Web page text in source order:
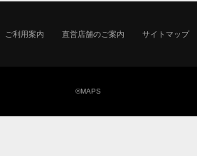
ご利用案内 直営店舗のご案内 サイトマップ
©MAPS